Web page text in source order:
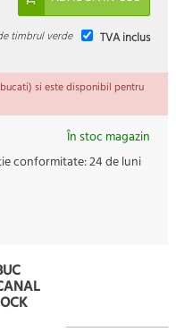
TVA inclus
timbrul verde
si este disponibil pentru
În stoc magazin
conformitate:24 de luni